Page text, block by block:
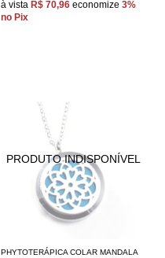
à vista R$ 70,96 economize 3%
no Pix
PHYTOTERÁPICA COLAR MANDALA